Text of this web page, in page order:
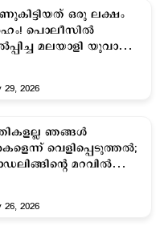
ഒരു ലക്ഷം
പൊലീസിൽ
മലയാളി യുവാവിന്
29, 2026
ഞങ്ങള്‍
വെളിപ്പെടുത്തല്‍;
മറവില്‍
26, 2026